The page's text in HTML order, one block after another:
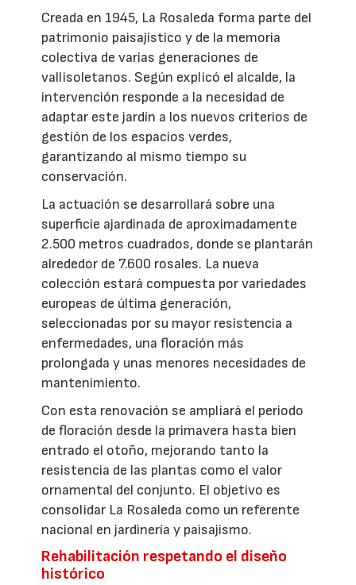
Creada en 1945, La Rosaleda forma parte del
patrimonio paisajístico y de la memoria
colectiva de varias generaciones de
vallisoletanos. Según explicó el alcalde, la
intervención responde a la necesidad de
adaptar este jardín a los nuevos criterios de
gestión de los espacios verdes,
garantizando al mismo tiempo su
conservación.
La actuación se desarrollará sobre una
superficie ajardinada de aproximadamente
2.500 metros cuadrados, donde se plantarán
alrededor de 7.600 rosales. La nueva
colección estará compuesta por variedades
europeas de última generación,
seleccionadas por su mayor resistencia a
enfermedades, una floración más
prolongada y unas menores necesidades de
mantenimiento.
Con esta renovación se ampliará el periodo
de floración desde la primavera hasta bien
entrado el otoño, mejorando tanto la
resistencia de las plantas como el valor
ornamental del conjunto. El objetivo es
consolidar La Rosaleda como un referente
nacional en jardinería y paisajismo.
Rehabilitación respetando el diseño
histórico